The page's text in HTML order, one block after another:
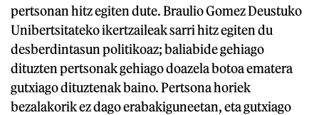
pertsonan hitz egiten dute. Braulio Gomez Deustuko
Unibertsitateko ikertzaileak sarri hitz egiten du
desberdintasun politikoaz; baliabide gehiago
dituzten pertsonak gehiago doazela botoa ematera
gutxiago dituztenak baino. Pertsona horiek
bezalakorik ez dago erabakiguneetan, eta gutxiago